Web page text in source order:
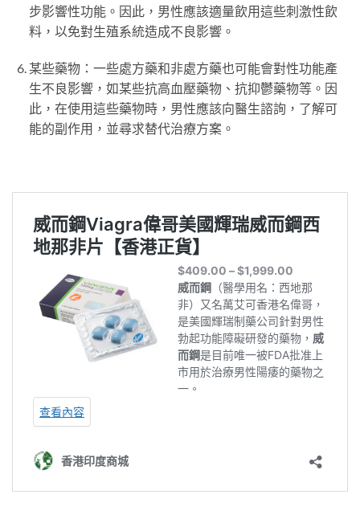
步影響性功能。因此，男性應該適量飲用這些刺激性飲
料，以免對生殖系統造成不良影響。
某些藥物：一些處方藥和非處方藥也可能會對性功能產
生不良影響，如某些抗高血壓藥物、抗抑鬱藥物等。因
此，在使用這些藥物時，男性應該向醫生諮詢，了解可
能的副作用，並尋求替代治療方案。